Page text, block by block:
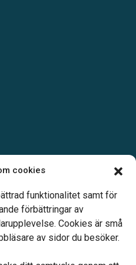
cookies
funktionalitet samt för
förbättringar av
Cookies är små
av sidor du besöker.